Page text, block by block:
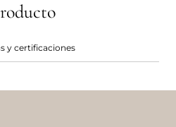
y certificaciones